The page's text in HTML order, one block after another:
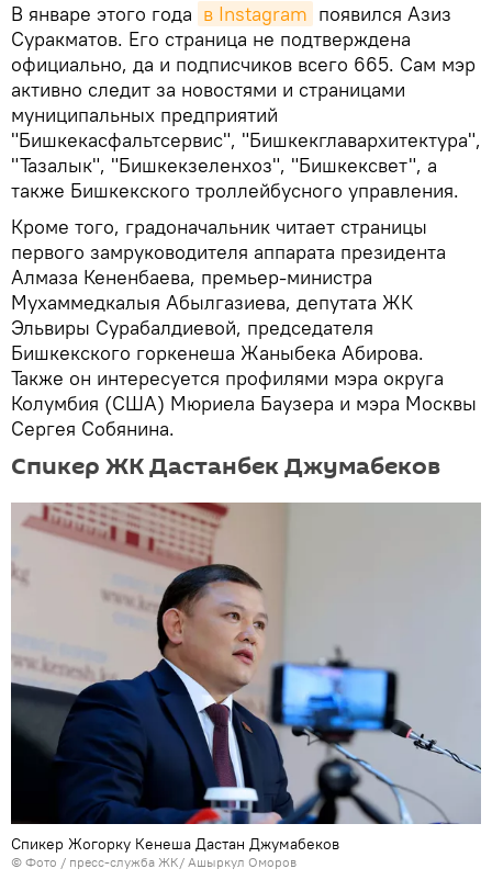
В январе этого года в Instagram появился Азиз
Суракматов. Его страница не подтверждена
официально, да и подписчиков всего 665. Сам мэр
активно следит за новостями и страницами
муниципальных предприятий
"Бишкекасфальтсервис", "Бишкекглавархитектура",
"Тазалык", "Бишкекзеленхоз", "Бишкексвет", а
также Бишкекского троллейбусного управления.
Кроме того, градоначальник читает страницы
первого замруководителя аппарата президента
Алмаза Кененбаева, премьер-министра
Мухаммедкалыя Абылгазиева, депутата ЖК
Эльвиры Сурабалдиевой, председателя
Бишкекского горкенеша Жаныбека Абирова.
Также он интересуется профилями мэра округа
Колумбия (США) Мюриела Баузера и мэра Москвы
Сергея Собянина.
Спикер ЖК Дастанбек Джумабеков
Спикер Жогорку Кенеша Дастан Джумабеков
© Фото / пресс-служба ЖК/ Ашыркул Оморов